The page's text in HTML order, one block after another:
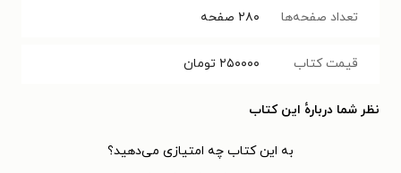
تعداد صفحه‌ها ۲۸۰ صفحه
قیمت کتاب ۲۵۰۰۰۰ تومان
نظر شما دربارهٔ این کتاب
به این کتاب چه امتیازی می‌دهید؟